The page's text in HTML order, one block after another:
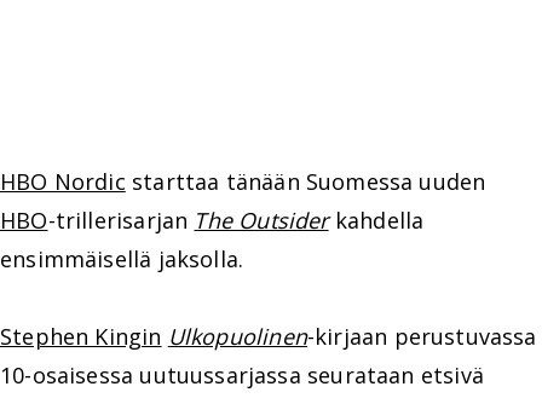
HBO Nordic starttaa tänään Suomessa uuden
HBO-trillerisarjan The Outsiderkahdella
ensimmäisellä jaksolla.
Stephen Kingin Ulkopuolinen-kirjaan perustuvassa
10-osaisessa uutuussarjassa seurataan etsivä